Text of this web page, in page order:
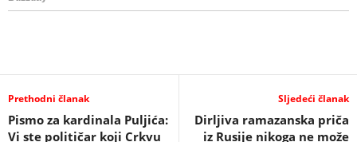
Prethodni članak
Pismo za kardinala Puljića:
Vi ste političar koji Crkvu
Sljedeći članak
Dirljiva ramazanska priča
iz Rusije nikoga ne može